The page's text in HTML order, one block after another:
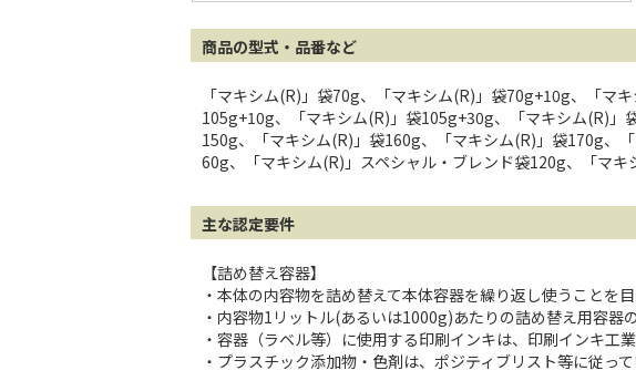
商品の型式・品番など
「マキシム(R)」袋70g、「マキシム(R)」袋70g+10g、「
105g+10g、「マキシム(R)」袋105g+30g、「マキシム(R)
150g、「マキシム(R)」袋160g、「マキシム(R)」袋170g、
60g、「マキシム(R)」スペシャル・ブレンド袋120g、「マ
主な認定要件
【詰め替え容器】
・本体の内容物を詰め替えて本体容器を繰り返し使うことを
・内容物1リットル(あるいは1000g)あたりの詰め替え用容器
・容器（ラベル等）に使用する印刷インキは、印刷インキ工
・プラスチック添加物・色剤は、ポジティブリスト等に従って